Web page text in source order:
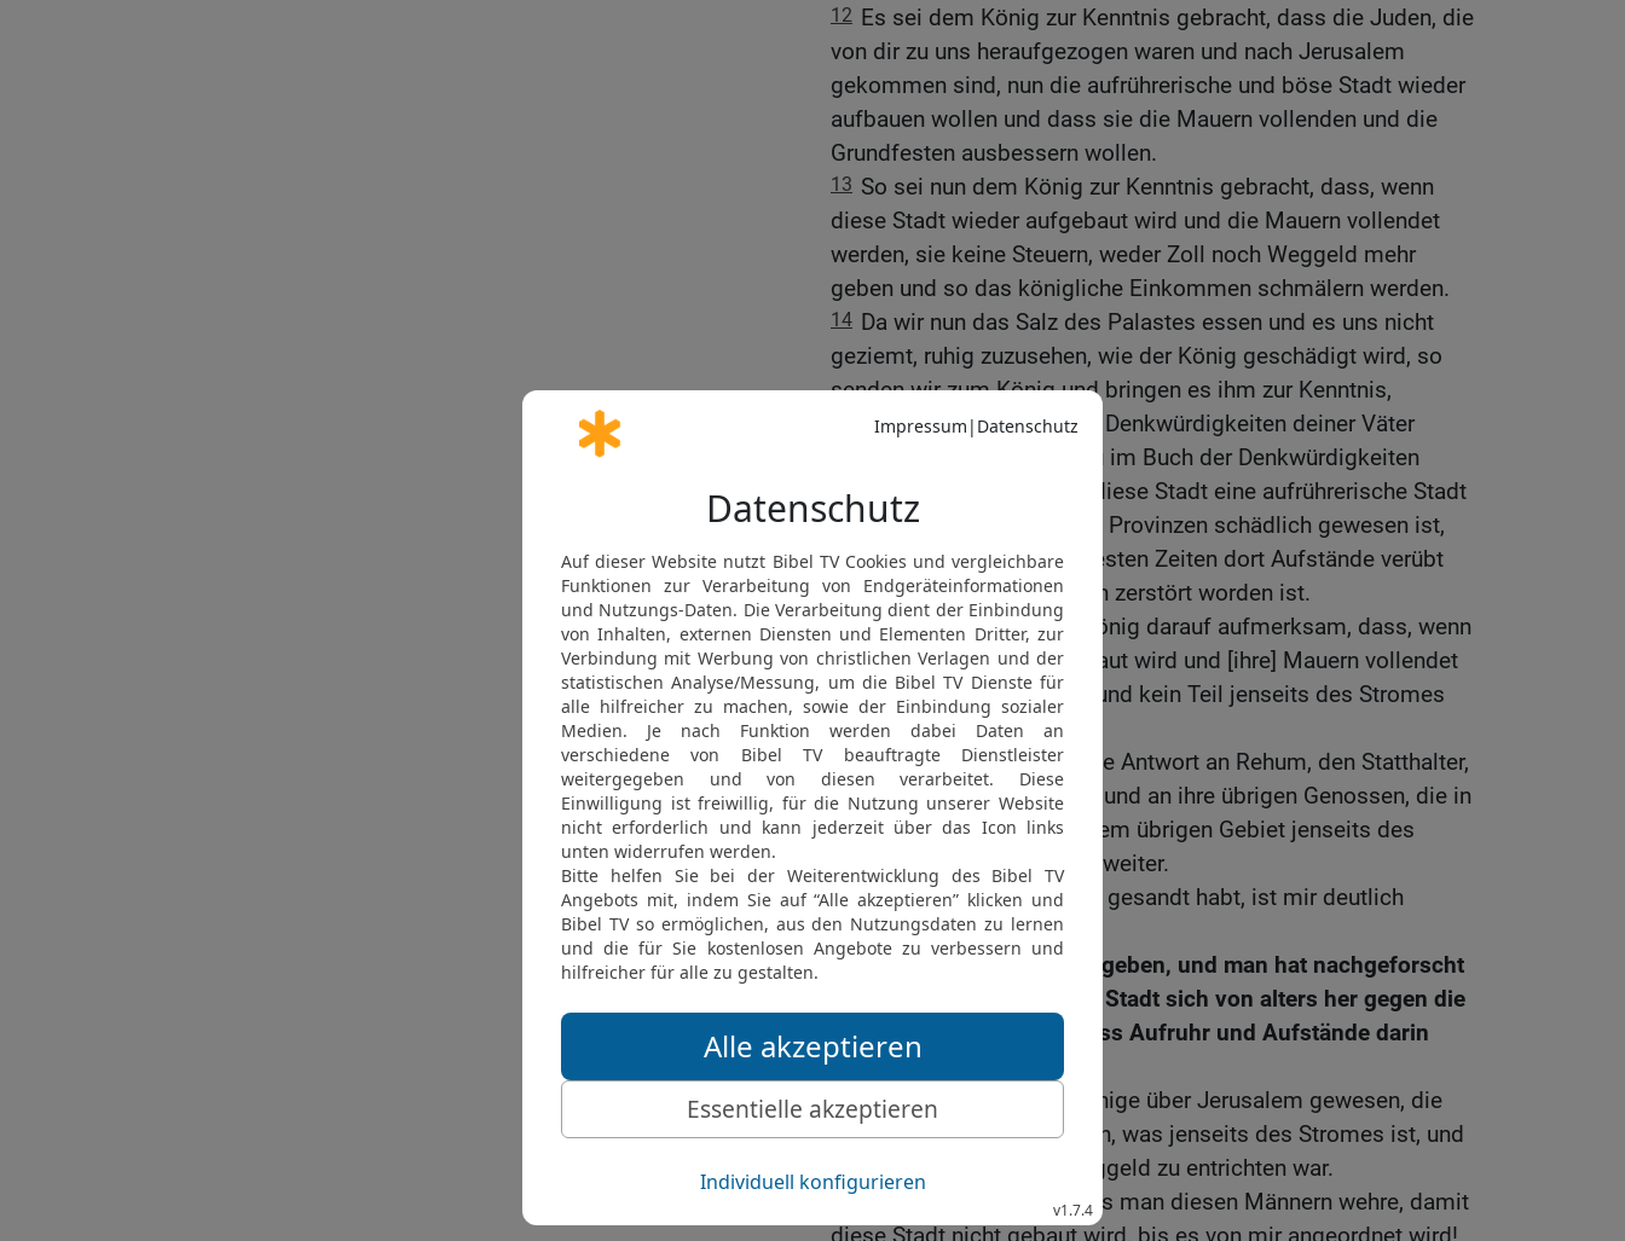
12 Es sei dem König zur Kenntnis gebracht, dass die Juden, die
von dir zu uns heraufgezogen waren und nach Jerusalem
gekommen sind, nun die aufrührerische und böse Stadt wieder
aufbauen wollen und dass sie die Mauern vollenden und die
Grundfesten ausbessern wollen.
13 So sei nun dem König zur Kenntnis gebracht, dass, wenn
diese Stadt wieder aufgebaut wird und die Mauern vollendet
werden, sie keine Steuern, weder Zoll noch Weggeld mehr
geben und so das königliche Einkommen schmälern werden.
14 Da wir nun das Salz des Palastes essen und es uns nicht
geziemt, ruhig zuzusehen, wie der König geschädigt wird, so
senden wir zum König und bringen es ihm zur Kenntnis,
damit man im Buch der Denkwürdigkeiten deiner Väter
nachforsche; dann wirst du im Buch der Denkwürdigkeiten
finden und erfahren, dass diese Stadt eine aufrührerische Stadt
war und für die Könige und Provinzen schädlich gewesen ist,
und dass man seit den ältesten Zeiten dort Aufstände verübt
hat, weshalb die Stadt auch zerstört worden ist.
Wir machen also den König darauf aufmerksam, dass, wenn
diese Stadt wieder aufgebaut wird und [ihre] Mauern vollendet
werden, dir aus diesem Grund kein Teil jenseits des Stromes
mehr bleiben wird!«
17 Da sandte der König eine Antwort an Rehum, den Statthalter,
und Simsai, den Schreiber, und an ihre übrigen Genossen, die in
Samaria wohnten, und in dem übrigen Gebiet jenseits des
Stromes: »Frieden! und so weiter.
18 Der Brief, den ihr an uns gesandt habt, ist mir deutlich
vorgelesen worden.
19
Und ich habe Befehl gegeben, und man hat nachgeforscht
und gefunden, dass diese Stadt sich von alters her gegen die
Könige empört hat und dass Aufruhr und Aufstände darin
verübt worden sind.
Auch sind mächtige Könige über Jerusalem gewesen, die
über alles geherrscht haben, was jenseits des Stromes ist, und
denen Steuer, Zoll und Weggeld zu entrichten war.
21
So gebt nun Befehl, dass man diesen Männern wehre, damit